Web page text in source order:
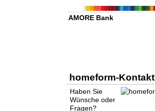
AMORE Bank
homeform-Kontakt
Haben Sie
Wünsche oder
Fragen?